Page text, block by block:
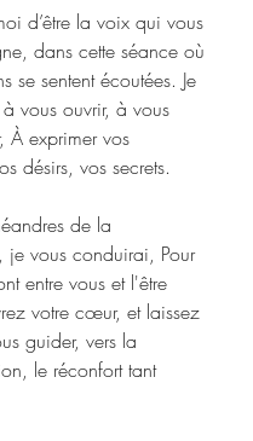
d’être la voix qui vous
dans cette séance où
se sentent écoutées. Je
vous ouvrir, à vous
À exprimer vos
désirs, vos secrets.
de la
je vous conduirai, Pour
entre vous et l'être
votre cœur, et laissez
guider, vers la
le réconfort tant